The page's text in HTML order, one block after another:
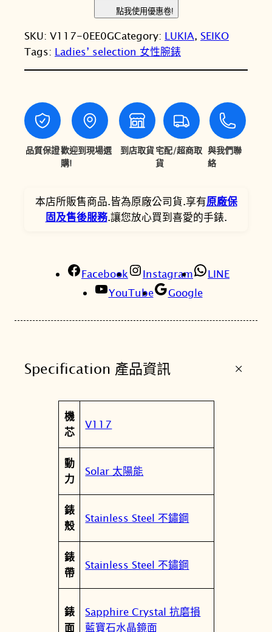
：
N
T
$
3
,
0
0
。
N
$
9
,
0
0
。
I
K
O
精
L
U
I
U
P
4
J
1
量
聯
太
能
女
錶
V
1
7
-
E
G
點我使用優惠卷!
SKU: V117-0EE0GCategory: LUKIA, SEIKO
Tags: Ladies’ selection 女性腕錶
品質保證歡迎到現場選
購!
到店取貨宅配/超商取
貨
與我們聯
絡
本店所販售商品.皆為原廠公司貨.享有原廠保
固及售後服務.讓您放心買到喜愛的手錶.
Facebook Instagram
LINE
YouTube
Google
Specification 產品資訊 +
屬
性
值
機
芯
V117
動
力
Solar 太陽能
錶
殼
Stainless Steel 不鏽鋼
錶
帶
Stainless Steel 不鏽鋼
錶
面
Sapphire Crystal 抗磨損
藍寶石水晶鏡面